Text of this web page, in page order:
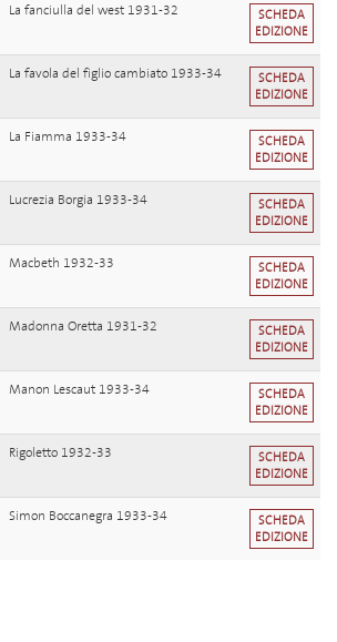
La fanciulla del west 1931-32
SCHEDA
EDIZIONE
La favola del figlio cambiato 1933-34
SCHEDA
EDIZIONE
La Fiamma 1933-34
SCHEDA
EDIZIONE
Lucrezia Borgia 1933-34
SCHEDA
EDIZIONE
Macbeth 1932-33
SCHEDA
EDIZIONE
Madonna Oretta 1931-32
SCHEDA
EDIZIONE
Manon Lescaut 1933-34
SCHEDA
EDIZIONE
Rigoletto 1932-33
SCHEDA
EDIZIONE
Simon Boccanegra 1933-34
SCHEDA
EDIZIONE